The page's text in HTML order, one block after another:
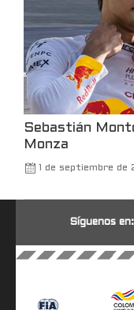
Sebastián
Monza
1 de septiembre de
Síguenos en: